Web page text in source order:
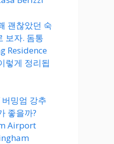
괜찮았던 숙
보자. 돔통
Residence
렇게 정리됩
밍엄 강추
좋을까?
Airport